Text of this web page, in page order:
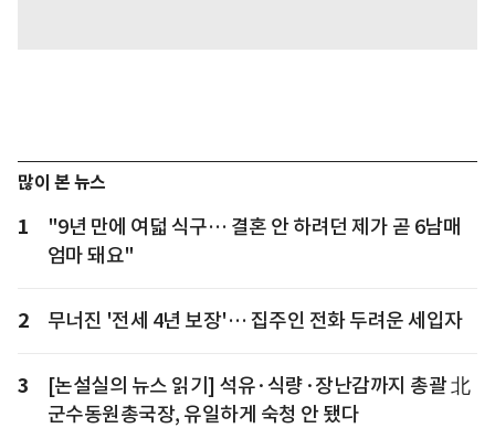
많이 본 뉴스
1
"9년 만에 여덟 식구… 결혼 안 하려던 제가 곧 6남매
엄마 돼요"
2 무너진 '전세 4년 보장'… 집주인 전화 두려운 세입자
3
[논설실의 뉴스 읽기] 석유·식량·장난감까지 총괄 北
군수동원총국장, 유일하게 숙청 안 됐다